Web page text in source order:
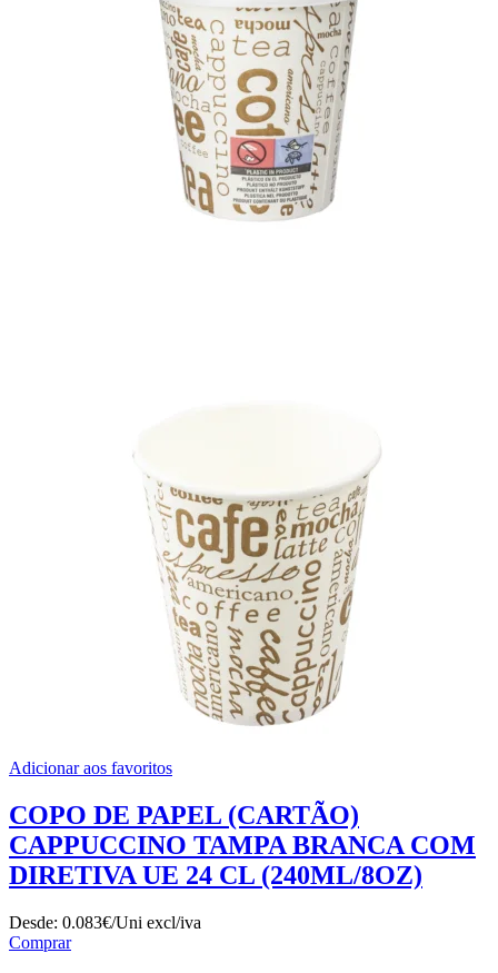
Adicionar aos favoritos
COPO DE PAPEL (CARTÃO)
CAPPUCCINO TAMPA BRANCA COM
DIRETIVA UE 24 CL (240ML/8OZ)
Desde: 0.083€/Uni excl/iva
Comprar